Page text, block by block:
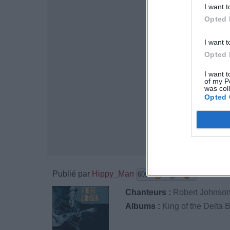
I want
Opted
I want
Opted
I want
of my
was
Opted
Publié par Hippy_Man 6092 2 3 5 le 1er
Chanteurs : Robert Johnson
Albums : King of the Delta